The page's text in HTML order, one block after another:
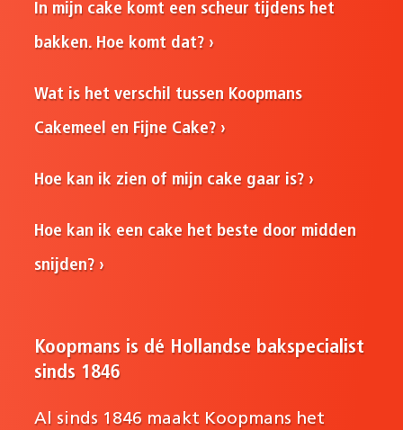
In mijn cake komt een scheur tijdens het
bakken. Hoe komt dat?
Wat is het verschil tussen Koopmans
Cakemeel en Fijne Cake?
Hoe kan ik zien of mijn cake gaar is?
Hoe kan ik een cake het beste door midden
snijden?
Koopmans is dé Hollandse bakspecialist
sinds 1846
Al sinds 1846 maakt Koopmans het